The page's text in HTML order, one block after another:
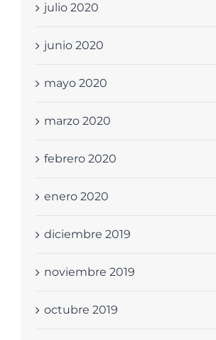
julio 2020
junio 2020
mayo 2020
marzo 2020
febrero 2020
enero 2020
diciembre 2019
noviembre 2019
octubre 2019